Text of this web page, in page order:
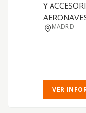
Y
MADRID
VER